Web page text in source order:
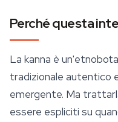
Perché questa
La kanna è
tradizionale autentico
emergente. Ma
essere espliciti su